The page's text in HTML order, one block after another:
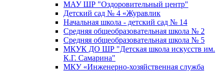
МАУ ШР "Оздоровительный центр"
Детский сад № 4 «Журавлик
Начальная школа - детский сад № 14
Средняя общеобразовательная школа № 2
Средняя общеобразовательная школа № 5
МКУК ДО ШР "Детская школа искусств им.
К.Г. Самарина"
МКУ «Инженерно-хозяйственная служба